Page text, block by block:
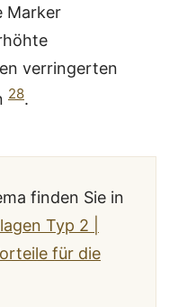
Marker
verringerten
28.
finden Sie in
Typ 2 |
für die